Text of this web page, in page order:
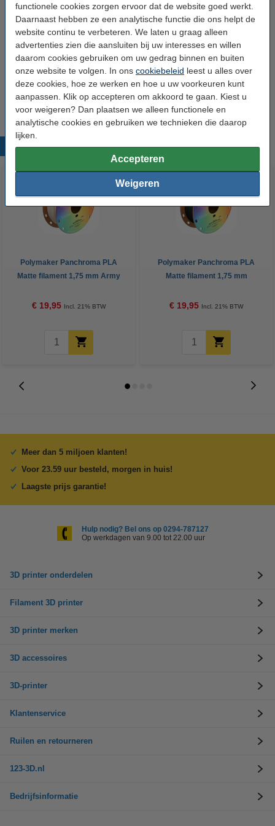
functionele cookies zorgen ervoor dat de website goed werkt.
Daarnaast hebben ze een analytische functie die ons helpt de
website continu te verbeteren. We laten u graag alleen
advertenties zien die aansluiten bij uw interesses en willen
daarom cookies gebruiken om uw gedrag binnen en buiten
onze website te volgen. In ons cookiebeleid leest u alles over
deze cookies, hoe ze werken en hoe u uw voorkeuren kunt
aanpassen. Klik op accepteren om akkoord te gaan. Kiest u
voor weigeren? Dan plaatsen we alleen functionele en
analytische cookies en gebruiken we technieken die daarop
lijken.
Accepteren
Weigeren
Heated bed temp: 25 - 60 °C
Spoel buitendiameter: Ø 20,0 cm
Spoel binnendiameter: Ø 5,5 cm
Spoel breedte: 6,8 cm
Populaire producten
Polymaker Panchroma PLA
Matte filament 1,75 mm Army
€ 19,95 Incl. 21% BTW
Polymaker Panchroma PLA
Matte filament 1,75 mm
€ 19,95 Incl. 21% BTW
Meer dan 5 miljoen klanten!
Voor 23.59 uur besteld, morgen in huis!
Laagste prijs garantie!
Hulp nodig? Bel ons op 0294-787127
Op werkdagen van 9.00 tot 22.00 uur
3D printer onderdelen
Filament 3D printer
3D printer merken
3D accessoires
3D-printer
Klantenservice
Ruilen en retourneren
123-3D.nl
Bedrijfsinformatie